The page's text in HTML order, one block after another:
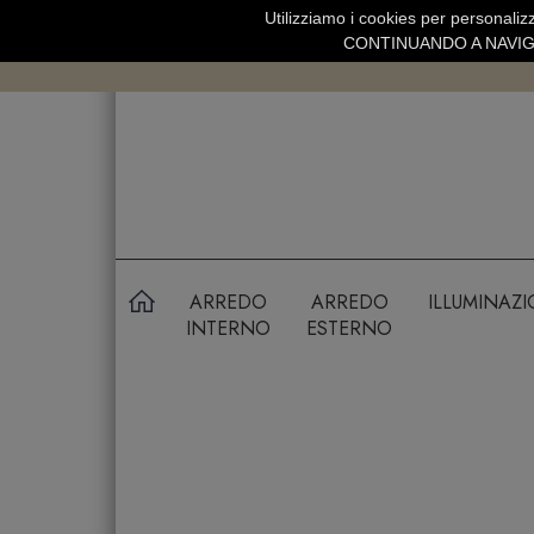
SPEDIZIONE GRATUITA SOPRA 99
ARREDO
INTERNO
ARREDO
ESTERNO
Utilizziamo i cookies per
CONTINUANDO A